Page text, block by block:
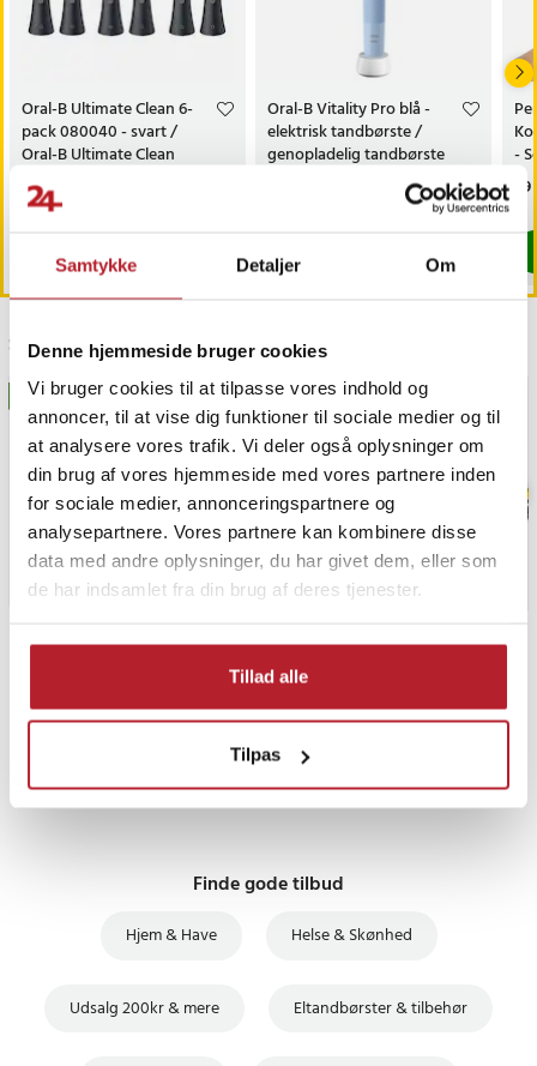
Samtykke Detaljer Om
Denne hjemmeside bruger cookies
Vi bruger cookies til at tilpasse vores indhold og
annoncer, til at vise dig funktioner til sociale medier og til
at analysere vores trafik. Vi deler også oplysninger om
din brug af vores hjemmeside med vores partnere inden
for sociale medier, annonceringspartnere og
analysepartnere. Vores partnere kan kombinere disse
data med andre oplysninger, du har givet dem, eller som
de har indsamlet fra din brug af deres tjenester.
Tillad alle
Tilpas
Oral-B Ultimate Clean 6-
pack 080040 - svart /
Oral-B Ultimate Clean
børstehoveder
Pris:
349 kr.
Findes på lager, Leveres i løbet af 1-2 hverdage
Oral-B Vitality Pro blå -
elektrisk tandbørste /
genopladelig tandbørste
Findes på lager, Leveres i løbet af 1-2
-
Sidst besøgt
BESTSELLERE
Finde gode tilbud
Hjem & Have Helse & Skønhed
Udsalg 200kr & mere Eltandbørster & tilbehør